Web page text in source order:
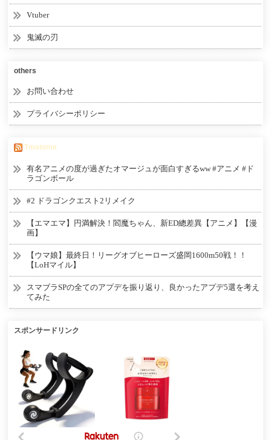
Vtuber
鬼滅の刃
others
お問い合わせ
プライバシーポリシー
Tmatome
有名アニメの度が過ぎたオマージュが面白すぎるww #アニメ #ド
ラゴンボール
#2 ドラゴンクエスト2リメイク
【エマエマ】円満解決！閻魔ちゃん、新ED總差異【アニメ】【漫
画】
【ウマ娘】最終日！リーグオブヒーローズ盛岡1600m50戦！！
【LoHマイル】
スマブラSPの全てのアプデを振り返り、良かったアプデ5選を考え
てみた
スポンサードリンク